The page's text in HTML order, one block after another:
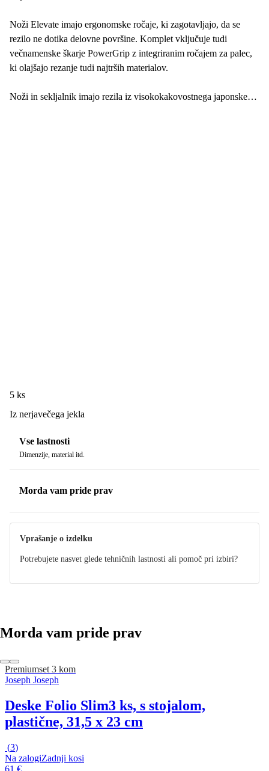
Noži Elevate imajo ergonomske ročaje, ki zagotavljajo, da se
rezilo ne dotika delovne površine. Komplet vključuje tudi
večnamenske škarje PowerGrip z integriranim ročajem za palec,
ki olajšajo rezanje tudi najtrših materialov.
Noži in sekljalnik imajo rezila iz visokokakovostnega japonskega
5 ks
Iz nerjavečega jekla
Vse lastnosti
Dimenzije, material itd.
Morda vam pride prav
Vprašanje o izdelku
Potrebujete nasvet glede tehničnih lastnosti ali pomoč pri izbiri?
Morda vam pride prav
Premiumset 3 kom
Joseph Joseph
Deske Folio Slim3 ks, s stojalom,
plastične, 31,5 x 23 cm
(3)
Na zalogiZadnji kosi
61 €